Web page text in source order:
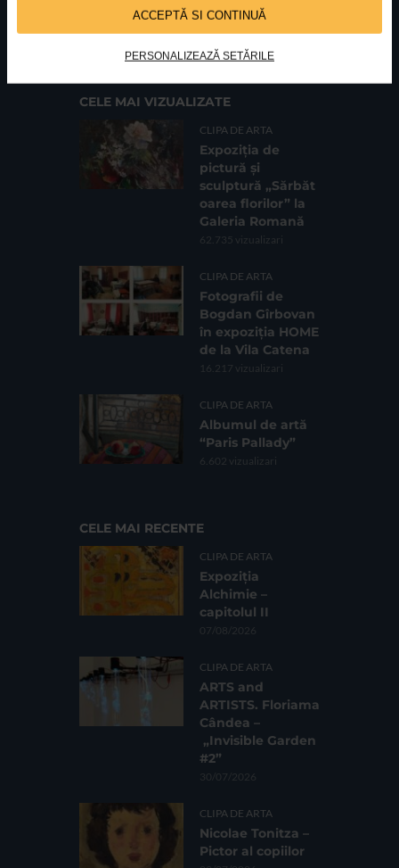
ACCEPTĂ SI CONTINUĂ
PERSONALIZEAZĂ SETĂRILE
FUNDATIA FILDAS ARTNr inreg registrul special: 4 PJ/ 29.01.2013
Cod fiscal: 9164384Sediu social: Str. Delfinului, Nr. 6, parter Bl. 42,
CELE MAI VIZUALIZATE
CLIPA DE ARTA
Expoziția de
pictură și
sculptură „Sărbăt
oarea florilor” la
Galeria Romană
62.735 vizualizari
CLIPA DE ARTA
Fotografii de
Bogdan Gîrbovan
în expoziția HOME
de la Vila Catena
16.217 vizualizari
CLIPA DE ARTA
Albumul de artă
“Paris Pallady”
6.602 vizualizari
CELE MAI RECENTE
CLIPA DE ARTA
Expoziția
Alchimie –
capitolul II
07/08/2026
CLIPA DE ARTA
ARTS and
ARTISTS. Floriama
Cândea –
„Invisible Garden
#2”
30/07/2026
CLIPA DE ARTA
Nicolae Tonitza –
Pictor al copiilor